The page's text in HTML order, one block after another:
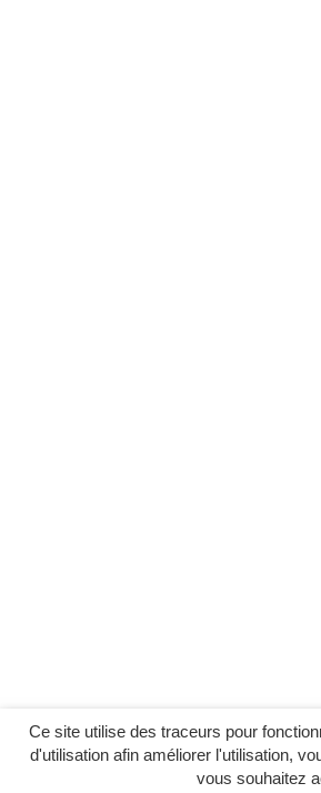
Ce site utilise des traceurs pour
d'utilisation afin améliorer l'utilisation,
vous souhaitez